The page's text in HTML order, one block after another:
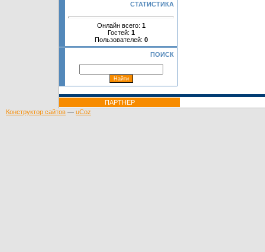
СТАТИСТИКА
Онлайн всего: 1
Гостей: 1
Пользователей: 0
ПОИСК
ПАРТНЕР
Конструктор сайтов — uCoz